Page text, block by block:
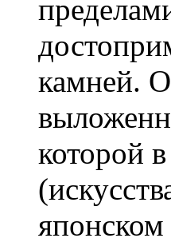
камней.
которой